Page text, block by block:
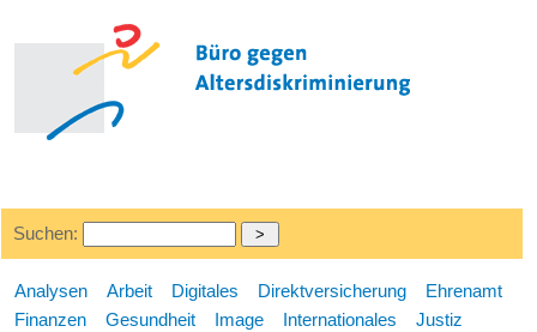
Suchen:
Analysen Arbeit Digitales Direktversicherung
Ehrenamt
Finanzen
Gesundheit Image Internationales
Justiz